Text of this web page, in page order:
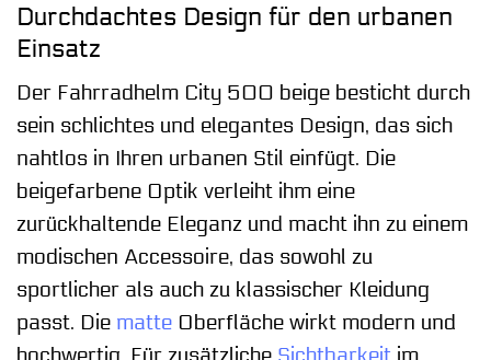
Durchdachtes Design für den urbanen
Einsatz
Der Fahrradhelm City 500 beige besticht durch
sein schlichtes und elegantes Design, das sich
nahtlos in Ihren urbanen Stil einfügt. Die
beigefarbene Optik verleiht ihm eine
zurückhaltende Eleganz und macht ihn zu einem
modischen Accessoire, das sowohl zu
sportlicher als auch zu klassischer Kleidung
passt. Die matte Oberfläche wirkt modern und